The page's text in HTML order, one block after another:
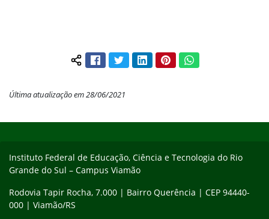
Compartilhar conteúdo:
FacebookTwitterLinkedInPinterestWhatsApp
Última atualização em 28/06/2021
Instituto Federal de Educação, Ciência e Tecnologia do Rio
Grande do Sul – Campus Viamão
Rodovia Tapir Rocha, 7.000 | Bairro Querência | CEP 94440-
000 | Viamão/RS